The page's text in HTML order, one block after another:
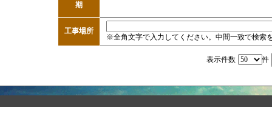
期
工事場所
※全角文字で入力してください。中間一致で検索
表示件数 件